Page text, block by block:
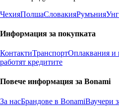
ЧехияПолшаСловакияРумъния
Информация за покупката
КонтактиТранспортОплаквания и
работят кредитите
Повече информация за Bonami
За насБрандове в BonamiВаучери